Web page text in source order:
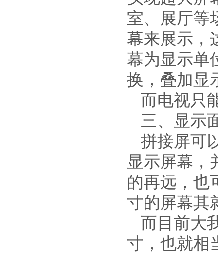
室、展厅等
幕来展示，
幕为显示单
换，叠加显
而电视只
三、显示
拼接屏可
显示屏幕，
的再远，也
寸的屏幕其
而目前大
寸，也就相